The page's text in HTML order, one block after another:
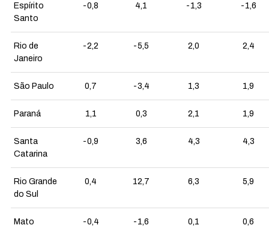
Espírito
Santo
-0,8 4,1 -1,3 -1,6
Rio de
Janeiro
-2,2 -5,5 2,0 2,4
São Paulo 0,7 -3,4 1,3 1,9
Paraná 1,1 0,3 2,1 1,9
Santa
Catarina
-0,9 3,6 4,3 4,3
Rio Grande
do Sul
0,4 12,7 6,3 5,9
Mato
-0,4 -1,6 0,1 0,6